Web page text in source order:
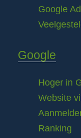
Google
Google
Hoger in
Website
Ranking